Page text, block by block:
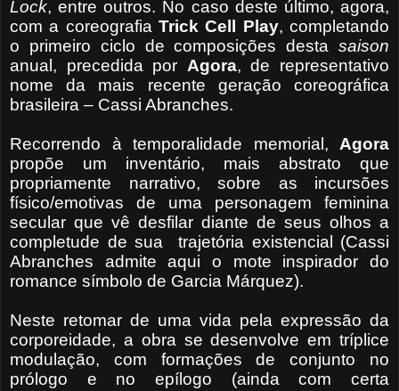
Lock, entre outros. No caso deste último, agora,
com a coreografia Trick Cell Play, completando
o primeiro ciclo de composições desta saison
anual, precedida por Agora, de representativo
nome da mais recente geração coreográfica
brasileira – Cassi Abranches.
Recorrendo à temporalidade memorial, Agora
propõe um inventário, mais abstrato que
propriamente narrativo, sobre as incursões
físico/emotivas de uma personagem feminina
secular que vê desfilar diante de seus olhos a
completude de sua
trajetória existencial (Cassi
Abranches admite aqui o mote inspirador do
romance símbolo de Garcia Márquez).
Neste retomar de uma vida pela expressão da
corporeidade, a obra se desenvolve em tríplice
modulação, com formações de conjunto no
prólogo e no epílogo (ainda com certa